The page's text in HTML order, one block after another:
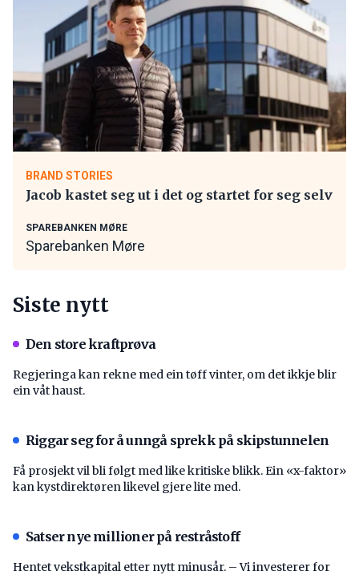
BRAND STORIES
Jacob kastet seg ut i det og startet for seg selv
SPAREBANKEN MØRE
Sparebanken Møre
Siste nytt
Den store kraftprøva
Regjeringa kan rekne med ein tøff vinter, om det ikkje blir
ein våt haust.
Riggar seg for å unngå sprekk på skipstunnelen
Få prosjekt vil bli følgt med like kritiske blikk. Ein «x-faktor»
kan kystdirektøren likevel gjere lite med.
Satser nye millioner på restråstoff
Hentet vekstkapital etter nytt minusår. – Vi investerer for